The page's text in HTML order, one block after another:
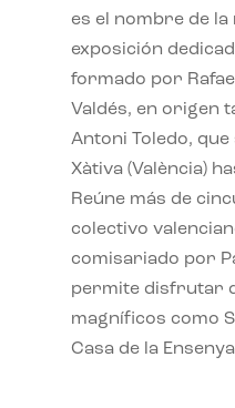
es el nombre de
exposición
formado por
Valdés, en origen
Antoni Toledo,
Xàtiva (València)
Reúne más de
colectivo
comisariado por
permite disfrutar
magníficos como
Casa de la